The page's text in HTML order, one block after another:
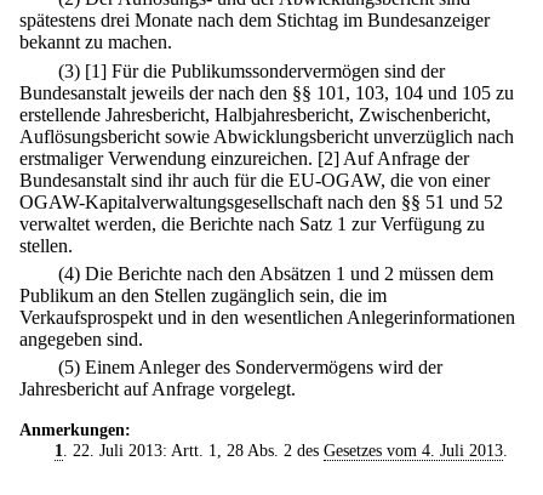
spätestens drei Monate nach dem Stichtag im Bundesanzeiger
bekannt zu machen.
(3) [1] Für die Publikumssondervermögen sind der
Bundesanstalt jeweils der nach den §§ 101, 103, 104 und 105 zu
erstellende Jahresbericht, Halbjahresbericht, Zwischenbericht,
Auflösungsbericht sowie Abwicklungsbericht unverzüglich nach
erstmaliger Verwendung einzureichen. [2] Auf Anfrage der
Bundesanstalt sind ihr auch für die EU-OGAW, die von einer
OGAW-Kapitalverwaltungsgesellschaft nach den §§ 51 und 52
verwaltet werden, die Berichte nach Satz 1 zur Verfügung zu
stellen.
(4) Die Berichte nach den Absätzen 1 und 2 müssen dem
Publikum an den Stellen zugänglich sein, die im
Verkaufsprospekt und in den wesentlichen Anlegerinformationen
angegeben sind.
(5) Einem Anleger des Sondervermögens wird der
Jahresbericht auf Anfrage vorgelegt.
Anmerkungen:
1. 22. Juli 2013: Artt. 1, 28 Abs. 2 des Gesetzes vom 4. Juli 2013.